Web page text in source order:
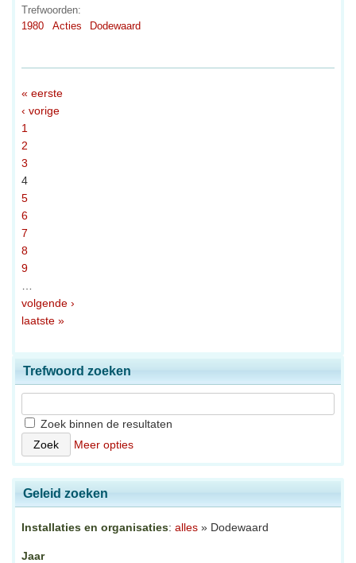
Trefwoorden:
1980
Acties Dodewaard
« eerste
‹ vorige
1
2
3
4
5
6
7
8
9
volgende ›
laatste »
Trefwoord zoeken
Zoek binnen de resultaten
Meer opties
Geleid zoeken
Installaties en organisaties: alles » Dodewaard
Jaar